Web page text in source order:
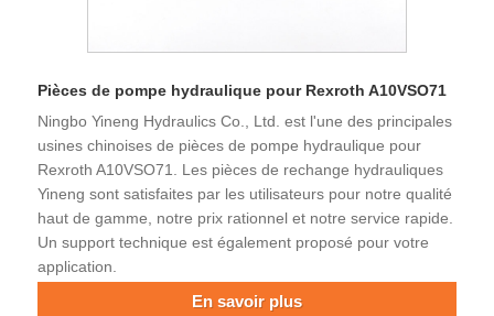
Pièces de pompe hydraulique pour Rexroth A10VSO71
Ningbo Yineng Hydraulics Co., Ltd. est l'une des principales
usines chinoises de pièces de pompe hydraulique pour
Rexroth A10VSO71. Les pièces de rechange hydrauliques
Yineng sont satisfaites par les utilisateurs pour notre qualité
haut de gamme, notre prix rationnel et notre service rapide.
Un support technique est également proposé pour votre
application.
En savoir plus